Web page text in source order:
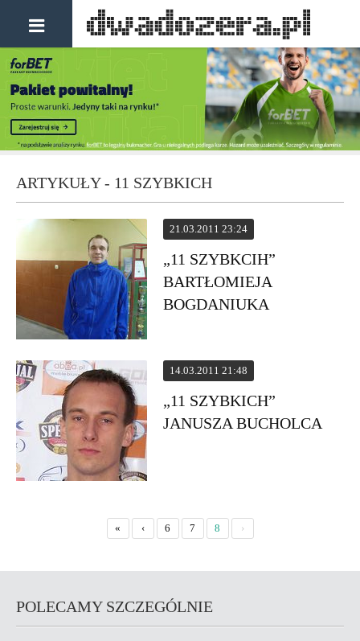
ARTYKUŁY - 11 SZYBKICH
21.03.2011 23:24
„11 SZYBKCIH”
BARTŁOMIEJA
BOGDANIUKA
14.03.2011 21:48
„11 SZYBKICH”
JANUSZA BUCHOLCA
« ‹ 6 7 8 ›
POLECAMY SZCZEGÓLNIE